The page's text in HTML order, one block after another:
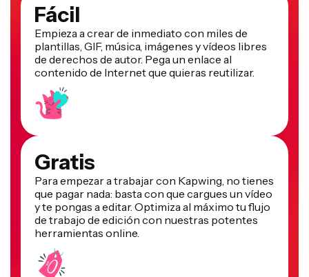
Empieza a crear de inmediato con miles de
plantillas, GIF, música, imágenes y vídeos libres
de derechos de autor. Pega un enlace al
contenido de Internet que quieras reutilizar.
Gratis
Para empezar a trabajar con Kapwing, no tienes
que pagar nada: basta con que cargues un vídeo
y te pongas a editar. Optimiza al máximo tu flujo
de trabajo de edición con nuestras potentes
herramientas online.